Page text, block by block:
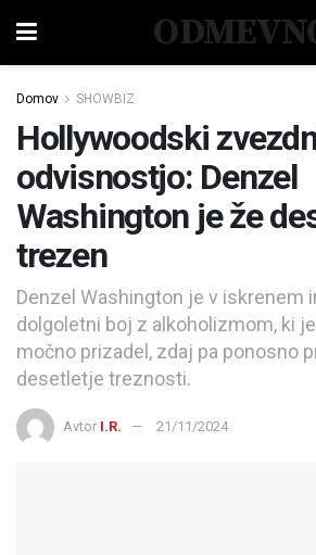
Domov SHOWBIZ
Hollywoodski
odvisnostjo: Denzel
Washington je že
trezen
Denzel Washington je v iskrenem
dolgoletni boj z alkoholizmom, ki
močno prizadel, zdaj pa ponosno
desetletje treznosti.
Avtor I.R. 21/11/2024